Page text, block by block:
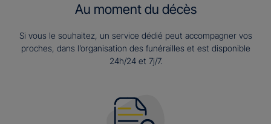
Au moment du décès
Si vous le souhaitez, un service dédié peut accompagner vos
proches, dans l’organisation des funérailles et est disponible
24h/24 et 7j/7.